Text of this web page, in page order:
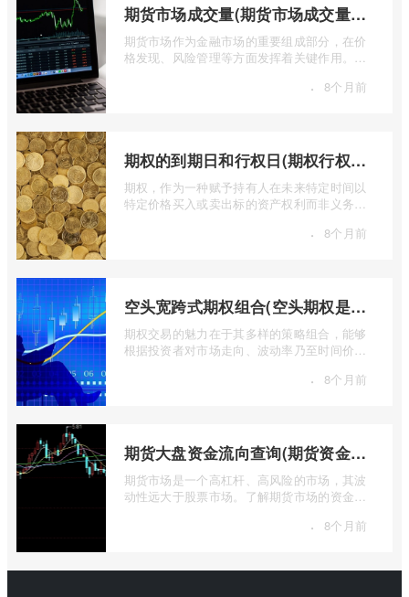
期货市场成交量(期货市场成交量萎缩)
期货市场作为金融市场的重要组成部分，在价
格发现、风险管理等方面发挥着关键作用。近
· 8个月前
期权的到期日和行权日(期权行权日到期虚值期权都将清零)
期权，作为一种赋予持有人在未来特定时间以
特定价格买入或卖出标的资产权利而非义务的
· 8个月前
空头宽跨式期权组合(空头期权是什么意思)
期权交易的魅力在于其多样的策略组合，能够
根据投资者对市场走向、波动率乃至时间价值
· 8个月前
期货大盘资金流向查询(期货资金流向查询)
期货市场是一个高杠杆、高风险的市场，其波
动性远大于股票市场。了解期货市场的资金流
· 8个月前